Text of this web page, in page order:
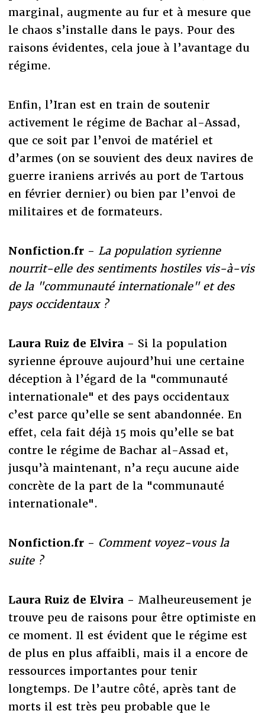
marginal, augmente au fur et à mesure que
le chaos s’installe dans le pays. Pour des
raisons évidentes, cela joue à l’avantage du
régime.
Enfin, l’Iran est en train de soutenir
activement le régime de Bachar al-Assad,
que ce soit par l’envoi de matériel et
d’armes (on se souvient des deux navires de
guerre iraniens arrivés au port de Tartous
en février dernier) ou bien par l’envoi de
militaires et de formateurs.
Nonfiction.fr - La population syrienne
nourrit-elle des sentiments hostiles vis-à-vis
de la "communauté internationale" et des
pays occidentaux ?
Laura Ruiz de Elvira - Si la population
syrienne éprouve aujourd’hui une certaine
déception à l’égard de la "communauté
internationale" et des pays occidentaux
c’est parce qu’elle se sent abandonnée. En
effet, cela fait déjà 15 mois qu’elle se bat
contre le régime de Bachar al-Assad et,
jusqu’à maintenant, n’a reçu aucune aide
concrète de la part de la "communauté
internationale".
Nonfiction.fr - Comment voyez-vous la
suite ?
Laura Ruiz de Elvira - Malheureusement je
trouve peu de raisons pour être optimiste en
ce moment. Il est évident que le régime est
de plus en plus affaibli, mais il a encore de
ressources importantes pour tenir
longtemps. De l’autre côté, après tant de
morts il est très peu probable que le